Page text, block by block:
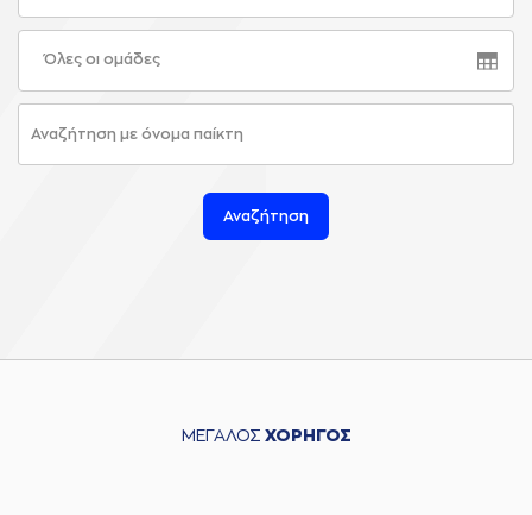
Όλες οι ομάδες
Αναζήτηση
ΜΕΓΑΛΟΣ ΧΟΡΗΓΟΣ